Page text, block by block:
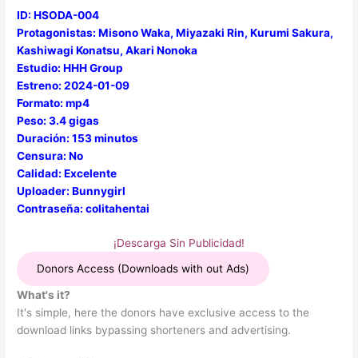
ID: HSODA-004
Protagonistas: Misono Waka, Miyazaki Rin, Kurumi Sakura,
Kashiwagi Konatsu, Akari Nonoka
Estudio: HHH Group
Estreno: 2024-01-09
Formato: mp4
Peso: 3.4 gigas
Duración: 153 minutos
Censura: No
Calidad: Excelente
Uploader: Bunnygirl
Contraseña: colitahentai
¡Descarga Sin Publicidad!
Donors Access (Downloads with out Ads)
What's it?
It's simple, here the donors have exclusive access to the
download links bypassing shorteners and advertising.